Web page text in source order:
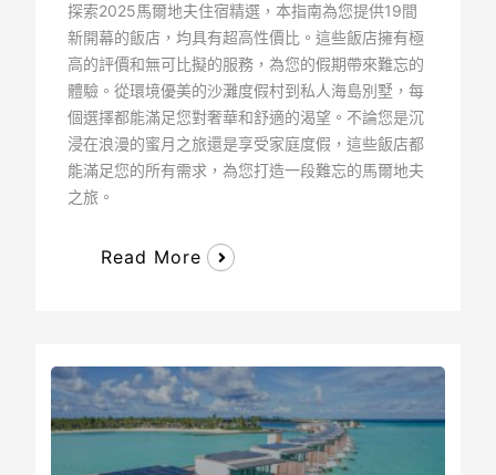
探索2025馬爾地夫住宿精選，本指南為您提供19間
新開幕的飯店，均具有超高性價比。這些飯店擁有極
高的評價和無可比擬的服務，為您的假期帶來難忘的
體驗。從環境優美的沙灘度假村到私人海島別墅，每
個選擇都能滿足您對奢華和舒適的渴望。不論您是沉
浸在浪漫的蜜月之旅還是享受家庭度假，這些飯店都
能滿足您的所有需求，為您打造一段難忘的馬爾地夫
之旅。
Read More